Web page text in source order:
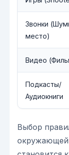
Звонки
место)
Видео
Подкасты/
Аудиокниги
Выбор
окружающей